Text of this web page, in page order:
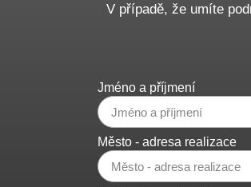
V případě, že umíte
Jméno a příjmení
Město - adresa realizace